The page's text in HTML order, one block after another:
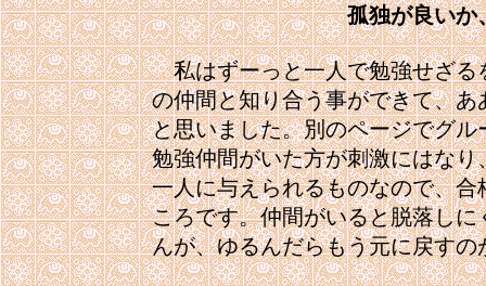
孤独が良いか
私はずーっと一人で勉強せざる
の仲間と知り合う事ができて、
と思いました。別のページでグ
勉強仲間がいた方が刺激にはな
一人に与えられるものなので、
ころです。仲間がいると脱落し
んが、ゆるんだらもう元に戻す